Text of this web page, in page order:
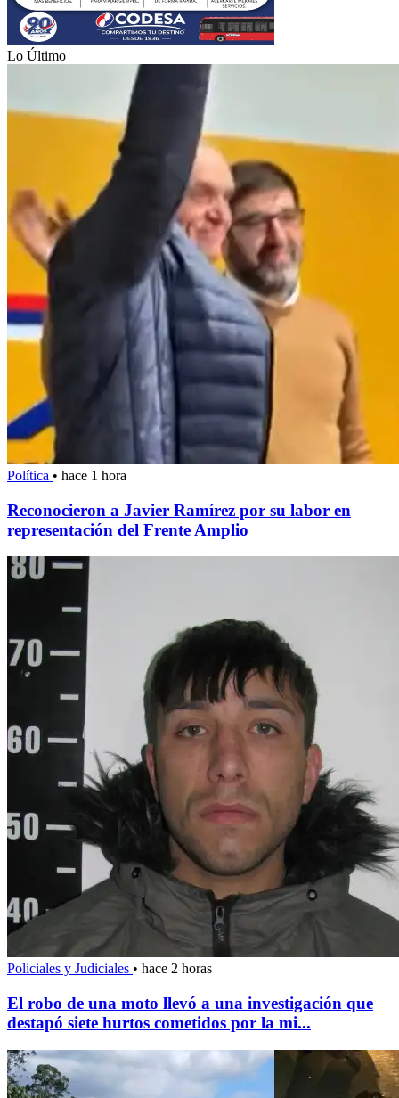
Lo Último
Política • hace 1 hora
Reconocieron a Javier Ramírez por su labor en
representación del Frente Amplio
Policiales y Judiciales • hace 2 horas
El robo de una moto llevó a una investigación que
destapó siete hurtos cometidos por la mi...